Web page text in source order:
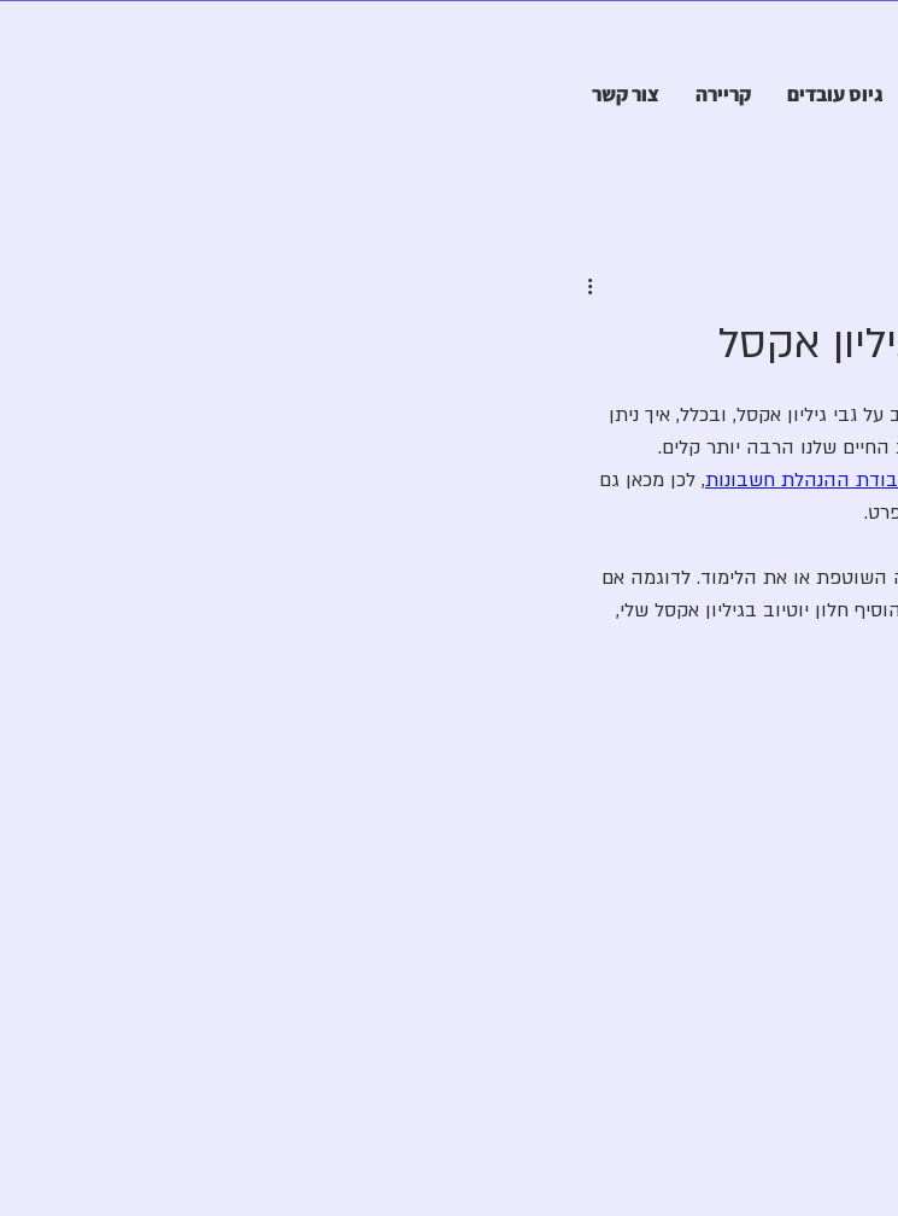
גיוס עובדים קריירה צור קשר
אקסל
גבי גיליון אקסל, ובכלל, איך ניתן
החיים שלנו הרבה יותר קלים.
ההנהלת חשבונות, לכן מכאן גם
השוטפת או את הלימוד. לדוגמה אם
חלון יוטיוב בגיליון אקסל שלי,